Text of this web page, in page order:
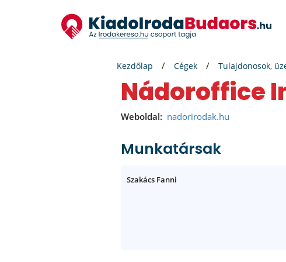
Kezdőlap Cégek Tulajdonosok,
Nádoroffice
Weboldal: nadorirodak.hu
Munkatársak
Szakács Fanni